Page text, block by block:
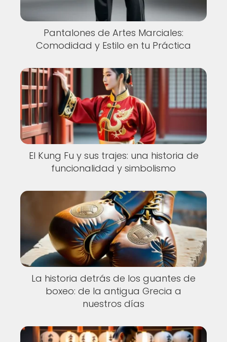
Pantalones de Artes Marciales:
Comodidad y Estilo en tu Práctica
El Kung Fu y sus trajes: una historia de
funcionalidad y simbolismo
La historia detrás de los guantes de
boxeo: de la antigua Grecia a
nuestros días